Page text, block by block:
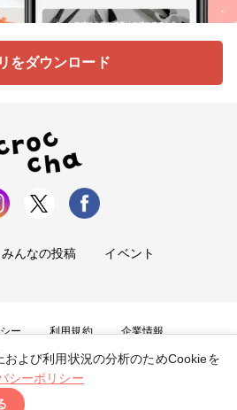
をダウンロード
みんなの投稿 イベント
ー 利用規約 企業情報
お問い合わせ
Co., Ltd. All Rights Reserved.
よび利用状況の分析のためCookieを
シーポリシー